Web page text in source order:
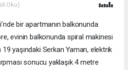
Oku)
bir apartmanın balkonunda
evinin balkonunda spiral makinesi
yaşındaki Serkan Yaman, elektrik
sonucu yaklaşık 4 metre